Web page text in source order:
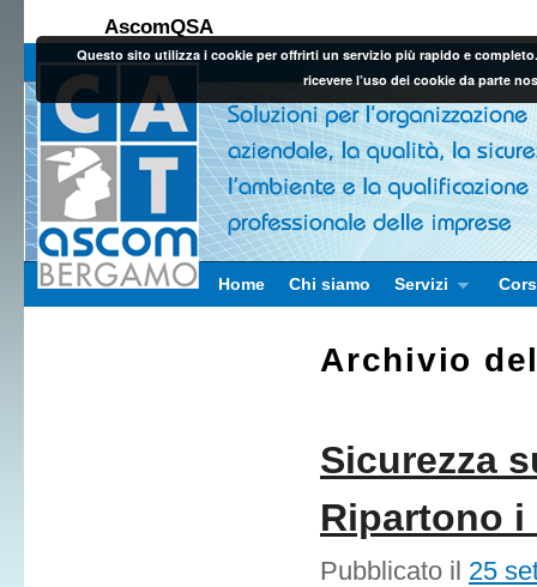
AscomQSA
Vai al contenuto principale
Vai al contenuto secondario
Home Chi siamo Servizi
Archivio
Sicurezza
Ripartono
Pubblicato il 25
Questo sito utilizza i cookie per offrirti un servizio più rapido e
ricevere l’uso dei cookie da parte